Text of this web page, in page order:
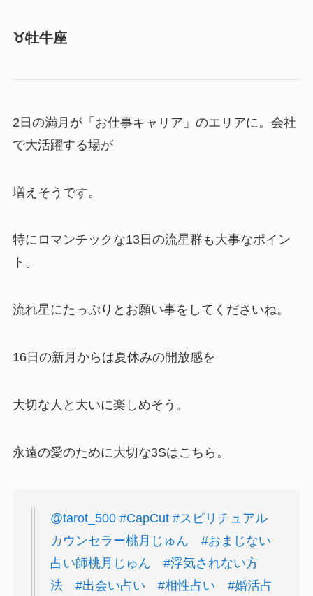
♉️牡牛座
2日の満月が「お仕事キャリア」のエリアに。会社
で大活躍する場が
増えそうです。
特にロマンチックな13日の流星群も大事なポイン
ト。
流れ星にたっぷりとお願い事をしてくださいね。
16日の新月からは夏休みの開放感を
大切な人と大いに楽しめそう。
永遠の愛のために大切な3Sはこちら。
@tarot_500 #CapCut #スピリチュアル
カウンセラー桃月じゅん
#おまじない
占い師桃月じゅん
#浮気されない方
法
#出会い占い #相性占い
#婚活占